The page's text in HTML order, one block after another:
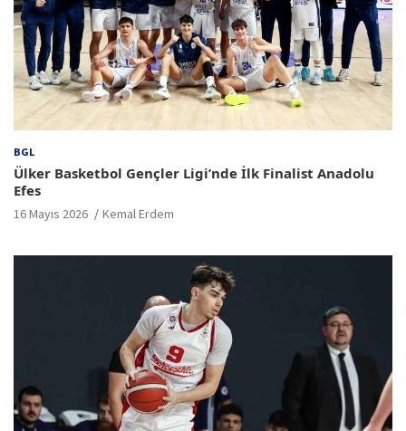
BGL
Ülker Basketbol Gençler Ligi’nde İlk Finalist Anadolu
Efes
16 Mayıs 2026 Kemal Erdem